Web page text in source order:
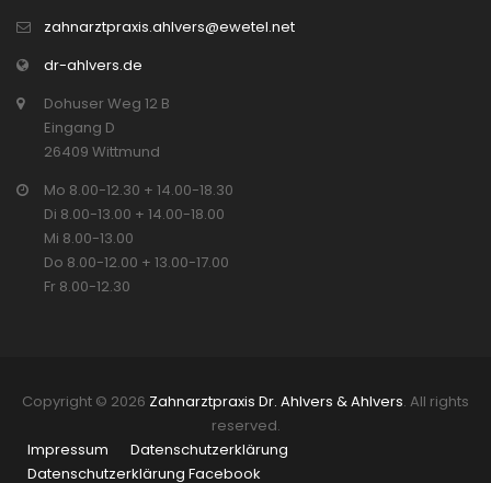
zahnarztpraxis.ahlvers@ewetel.net
dr-ahlvers.de
Dohuser Weg 12 B
Eingang D
26409 Wittmund
Mo 8.00-12.30 + 14.00-18.30
Di 8.00-13.00 + 14.00-18.00
Mi 8.00-13.00
Do 8.00-12.00 + 13.00-17.00
Fr 8.00-12.30
Copyright © 2026 Zahnarztpraxis Dr. Ahlvers & Ahlvers. All rights
reserved.
Impressum
Datenschutzerklärung
Datenschutzerklärung Facebook